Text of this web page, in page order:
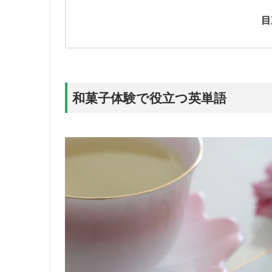
和菓子体験で役立つ英単語